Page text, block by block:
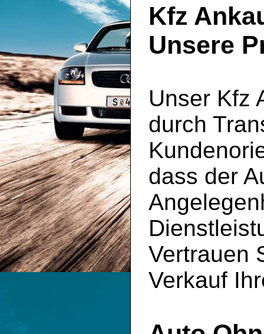
Kfz
Unsere
Unser Kfz
durch
dass der
Vertrauen
Verkauf